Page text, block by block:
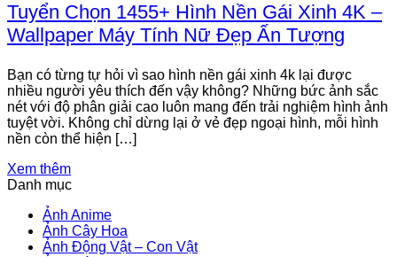
Tuyển Chọn 1455+ Hình Nền Gái Xinh 4K –
Wallpaper Máy Tính Nữ Đẹp Ấn Tượng
Bạn có từng tự hỏi vì sao hình nền gái xinh 4k lại được
nhiều người yêu thích đến vậy không? Những bức ảnh sắc
nét với độ phân giải cao luôn mang đến trải nghiệm hình ảnh
tuyệt vời. Không chỉ dừng lại ở vẻ đẹp ngoại hình, mỗi hình
nền còn thể hiện […]
Xem thêm
Danh mục
Ảnh Anime
Ảnh Cây Hoa
Ảnh Động Vật – Con Vật